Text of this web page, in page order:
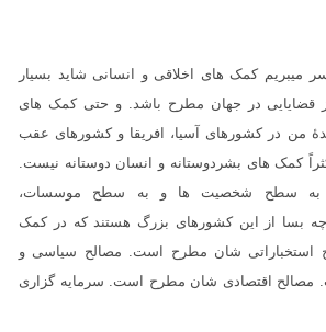
سر میبریم کمک های اخلاقی و انسانی شاید بسیار
قضایایی در جهان مطرح باشد. و حتی کمک های
من در کشورهای آسیا، افریقا و کشورهای عقب
کمک های بشردوستانه و انسان دوستانه نیست.
به سطح شخصیت ها و به سطح موسسات،
چه بسا از این کشورهای بزرگ هستند که در کمک
استخباراتی شان مطرح است. مصالح سیاسی و
اقتصادی شان مطرح است. سرمایه گزاری